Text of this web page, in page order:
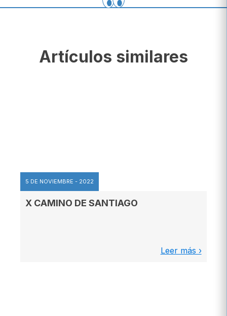
Artículos similares
5 DE NOVIEMBRE - 2022
X CAMINO DE SANTIAGO
Leer más ›